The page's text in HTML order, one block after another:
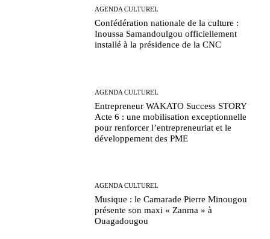
AGENDA CULTUREL
Confédération nationale de la culture :
Inoussa Samandoulgou officiellement
installé à la présidence de la CNC
AGENDA CULTUREL
Entrepreneur WAKATO Success STORY
Acte 6 : une mobilisation exceptionnelle
pour renforcer l’entrepreneuriat et le
développement des PME
AGENDA CULTUREL
Musique : le Camarade Pierre Minougou
présente son maxi « Zanma » à
Ouagadougou